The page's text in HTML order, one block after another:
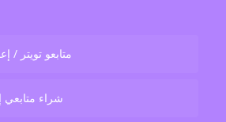
متابعو تويتر /
شراء متابعي